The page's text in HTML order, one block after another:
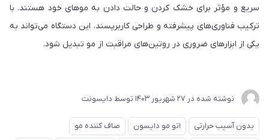
سریع و مؤثر برای خشک کردن و حالت دادن به موهای خود هستند. با
ترکیب فناوری‌های پیشرفته و طراحی کاربرپسند، این دستگاه می‌تواند به
یکی از ابزارهای ضروری در روتین‌های مراقبت از مو تبدیل شود.
نوشته شده در 27 شهریور 1403 توسط دایسونت
بدون آسیب حرارتی اتو مو دایسون
صاف کننده مو